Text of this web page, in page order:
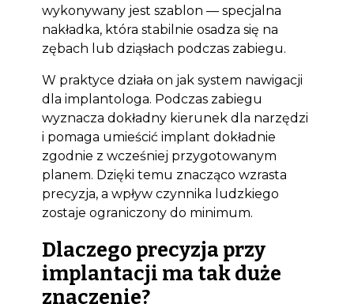
wykonywany jest szablon — specjalna
nakładka, która stabilnie osadza się na
zębach lub dziąsłach podczas zabiegu.
W praktyce działa on jak system nawigacji
dla implantologa. Podczas zabiegu
wyznacza dokładny kierunek dla narzędzi
i pomaga umieścić implant dokładnie
zgodnie z wcześniej przygotowanym
planem. Dzięki temu znacząco wzrasta
precyzja, a wpływ czynnika ludzkiego
zostaje ograniczony do minimum.
Dlaczego precyzja przy
implantacji ma tak duże
znaczenie?